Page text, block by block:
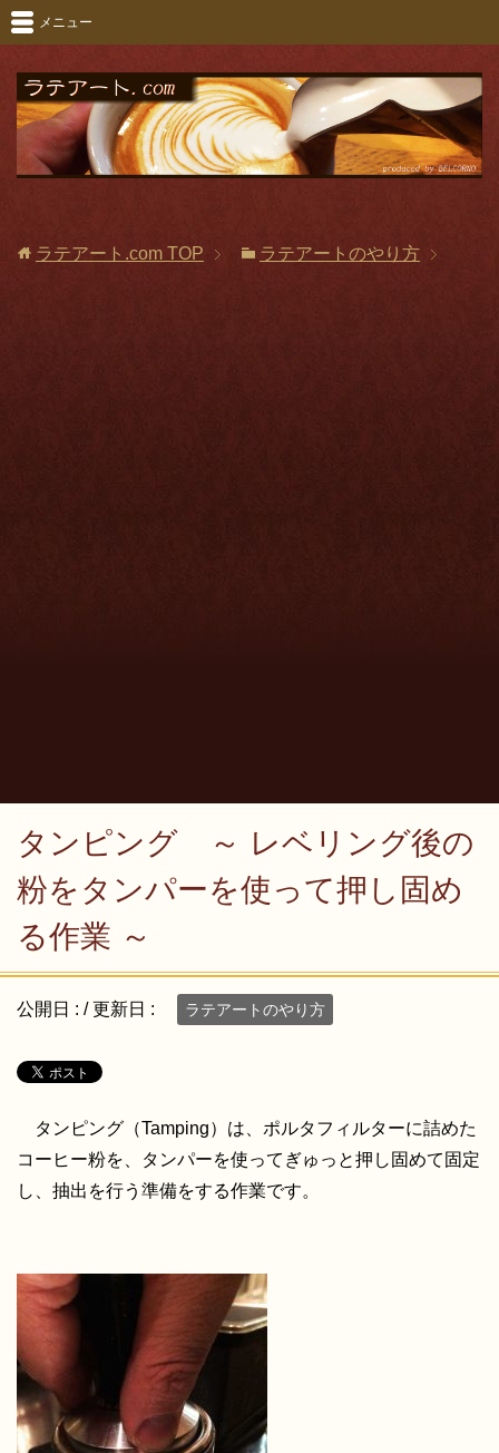
メニュー
ラテアート.com TOP ラテアートのやり方
タンピング ～ レベリング後の
粉をタンパーを使って押し固め
る作業 ～
公開日 : / 更新日 : ラテアートのやり方
タンピング（Tamping）は、ポルタフィルターに詰めた
コーヒー粉を、タンパーを使ってぎゅっと押し固めて固定
し、抽出を行う準備をする作業です。